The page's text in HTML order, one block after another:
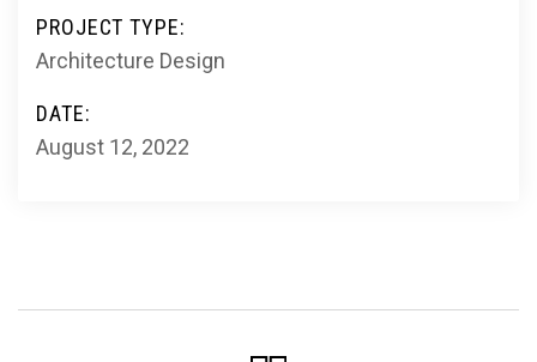
PROJECT TYPE:
Architecture Design
DATE:
August 12, 2022